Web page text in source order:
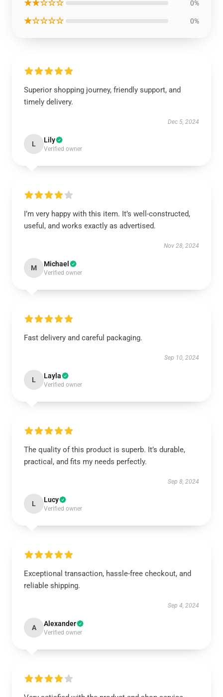
★★☆☆☆ 0%
★☆☆☆☆ 0%
Superior shopping journey, friendly support, and
timely delivery.
Dec 5, 2024
L Lily
Verified owner
I’m very happy with this item. It’s well-constructed,
useful, and works exactly as advertised.
Nov 28, 2024
M Michael
Verified owner
Fast delivery and careful packaging.
Sep 10, 2024
L Layla
Verified owner
The quality of this product is superb. It’s durable,
practical, and fits my needs perfectly.
Sep 8, 2024
L Lucy
Verified owner
Exceptional transaction, hassle-free checkout, and
reliable shipping.
Sep 4, 2024
A Alexander
Verified owner